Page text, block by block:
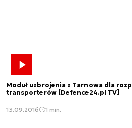
Moduł uzbrojenia z Tarnowa dla
transporterów [Defence24.pl TV]
13.09.2016 1 min.